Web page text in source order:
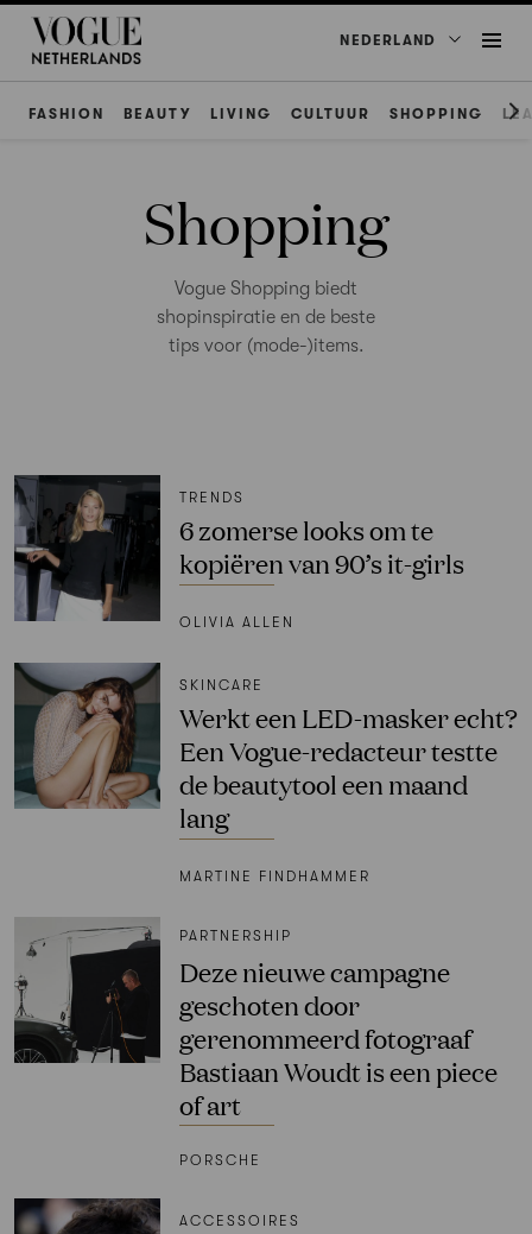
NEDERLAND
FASHION BEAUTY LIVING CULTUUR SHOPPING
Shopping
Vogue Shopping biedt
shopinspiratie en de beste
tips voor (mode-)items.
TRENDS
6 zomerse looks om te
kopiëren van 90’s it-girls
OLIVIA ALLEN
SKINCARE
Werkt een LED-masker echt?
Een Vogue-redacteur testte
de beautytool een maand
lang
MARTINE FINDHAMMER
PARTNERSHIP
Deze nieuwe campagne
geschoten door
gerenommeerd fotograaf
Bastiaan Woudt is een piece
of art
PORSCHE
ACCESSOIRES